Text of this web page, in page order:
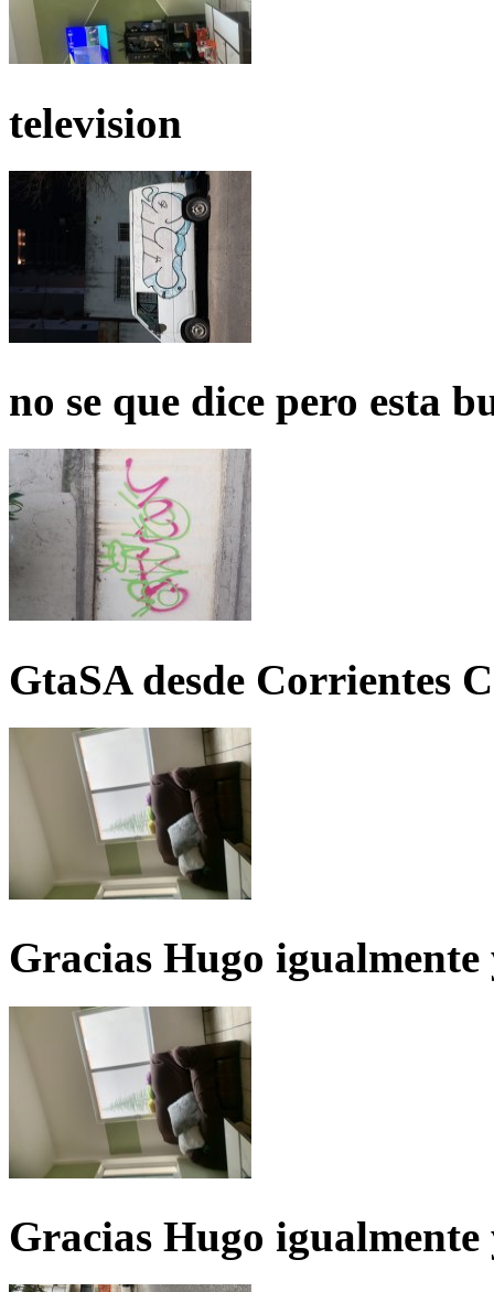
television
no se que dice pero esta
GtaSA desde Corrientes
Gracias Hugo igualmente
Gracias Hugo igualmente